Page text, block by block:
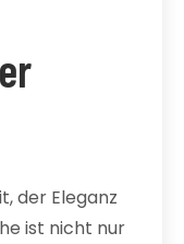
der Eleganz
ist nicht nur